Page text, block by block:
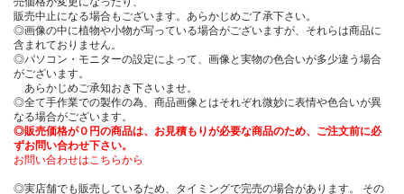
売価格が変更になったり、
販売中止になる場合もございます。あらかじめご了承下さい。
◎画像の中に植物や小物が写っている場合がございますが、それらは商品に
含まれておりません。
◎パソコン・モニターの設定によって、画像と実物の色合いが多少違う場合
がございます。
あらかじめご承知おき下さいませ。
◎全て手作業での製作の為、商品画像とはそれぞれ微妙に表情や色合いが異
なる場合がございます。
◎販売価格が０円の商品は、お見積もりが必要な商品のため、ご注文前に必
ずお問い合わせ下さい。
お問い合わせはこちらから
◎実店舗でも販売しているため、タイミングで完売の場合があります。 その